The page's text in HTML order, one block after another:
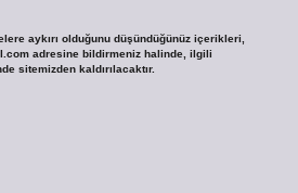
aykırı olduğunu düşündüğünüz içerikleri,
adresine bildirmeniz halinde, ilgili
sitemizden kaldırılacaktır.